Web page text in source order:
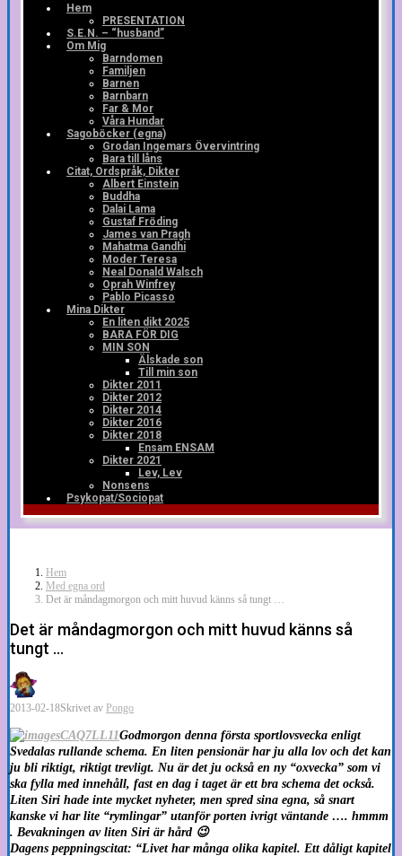
Hem
PRESENTATION
S.E.N. – “husband”
Om Mig
Barndomen
Familjen
Barnen
Barnbarn
Far & Mor
Våra Hundar
Sagoböcker (egna)
Grodan Ingemars Övervintring
Bara till låns
Citat, Ordspråk, Dikter
Albert Einstein
Buddha
Dalai Lama
Gustaf Fröding
James van Pragh
Mahatma Gandhi
Moder Teresa
Neal Donald Walsch
Oprah Winfrey
Pablo Picasso
Mina Dikter
En liten dikt 2025
BARA FÖR DIG
MIN SON
Älskade son
Till min son
Dikter 2011
Dikter 2012
Dikter 2014
Dikter 2016
Dikter 2018
Ensam ENSAM
Dikter 2021
Lev, Lev
Nonsens
Psykopat/Sociopat
Hem
Med egna ord
Det är måndagmorgon och mitt huvud känns så tungt …
Det är måndagmorgon och mitt huvud känns så
tungt …
2013-02-18Skrivet av Pongo
Godmorgon denna första sportlovsvecka enligt
Svedalas rullande schema. En liten pensionär har ju alla lov och det kan
ju bli riktigt, riktigt trevligt. Nu är det ju också en ny “oxvecka” som vi
ska fylla med innehåll, fast en dag i taget är ett bra schema det också.
Liten Siri hade inte mycket nyheter, men spred sina egna, så snart
kanske vi har lite “rymlingar” utanför porten ivrigt väntande …. hmmm
. Bevakningen av liten Siri är hård 😉
Dagens peppningscitat: “Livet har många olika kapitel. Ett dåligt kapitel